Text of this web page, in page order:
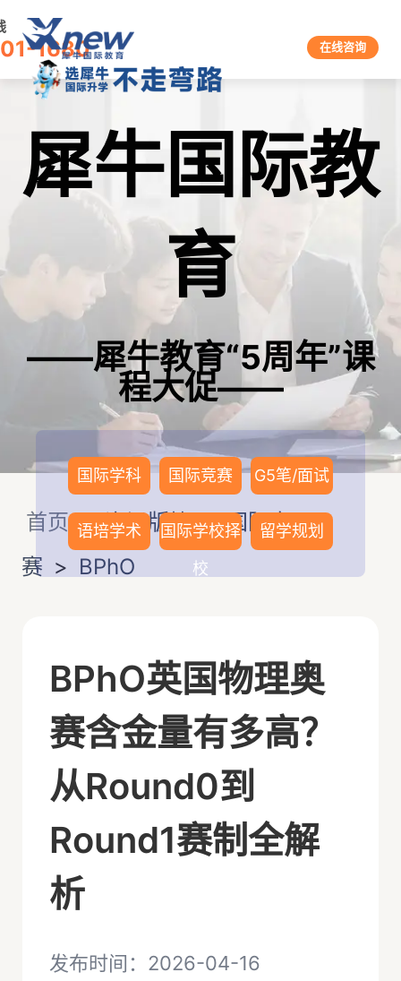
1680 在线咨询
犀牛国际教
育
——犀牛教育“5周年”课
程大促——
国际学科 国际竞赛 G5笔/面试
语培学术
国际学校择
校
留学规划
首页>资讯版块>国际竞
赛 > BPhO
BPhO英国物理奥
赛含金量有多高？
从Round0到
Round1赛制全解
析
发布时间：2026-04-16